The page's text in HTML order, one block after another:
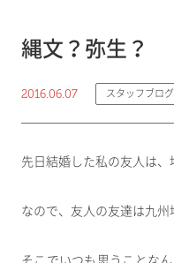
縄文？弥生？
2016.06.07 スタッフブログ
先日結婚した私の友人は、
なので、友人の友達は九州